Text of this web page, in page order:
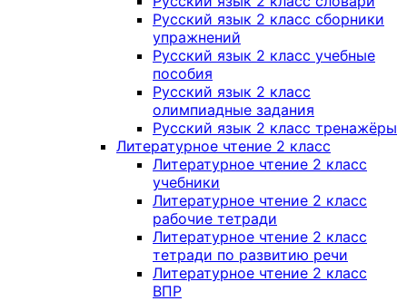
Русский язык 2 класс сборники
упражнений
Русский язык 2 класс учебные
пособия
Русский язык 2 класс
олимпиадные задания
Русский язык 2 класс тренажёры
Литературное чтение 2 класс
Литературное чтение 2 класс
учебники
Литературное чтение 2 класс
рабочие тетради
Литературное чтение 2 класс
тетради по развитию речи
Литературное чтение 2 класс
ВПР